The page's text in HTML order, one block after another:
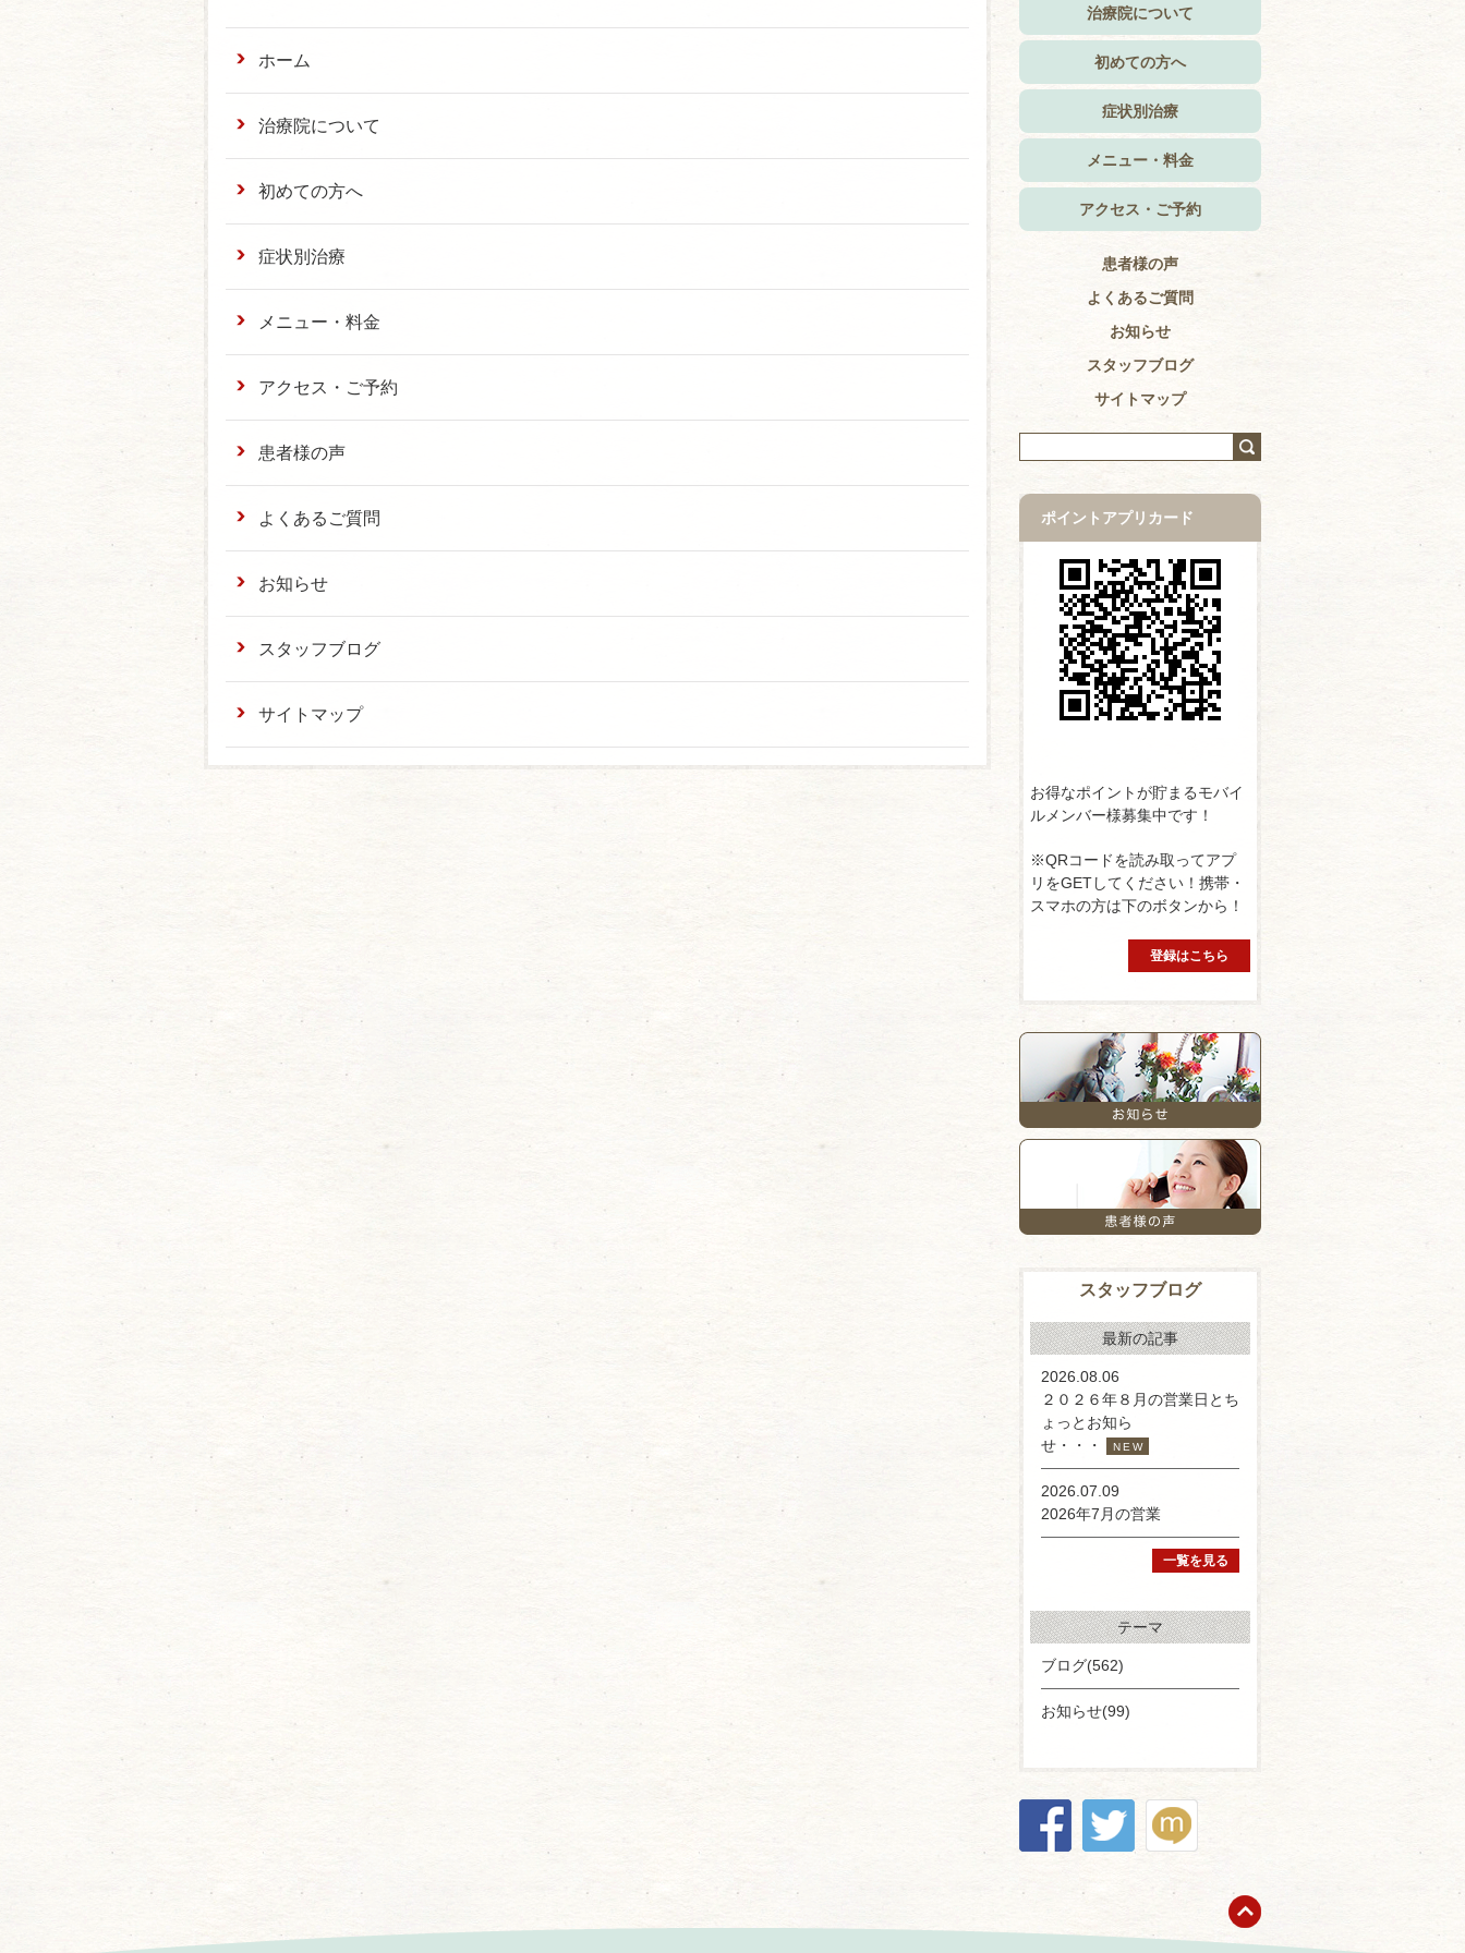
ホーム
治療院について
初めての方へ
症状別治療
メニュー・料金
アクセス・ご予約
患者様の声
よくあるご質問
お知らせ
スタッフブログ
サイトマップ
治療院について
初めての方へ
症状別治療
メニュー・料金
アクセス・ご予約
患者様の声
よくあるご質問
お知らせ
スタッフブログ
サイトマップ
ポイントアプリカード
お得なポイントが貯まるモバイ
ルメンバー様募集中です！
※QRコードを読み取ってアプ
リをGETしてください！携帯・
スマホの方は下のボタンから！
登録はこちら
スタッフブログ
最新の記事
2026.08.06
２０２６年８月の営業日とち
ょっとお知ら
せ・・・
NEW
2026.07.09
2026年7月の営業
一覧を見る
テーマ
ブログ(562)
お知らせ(99)